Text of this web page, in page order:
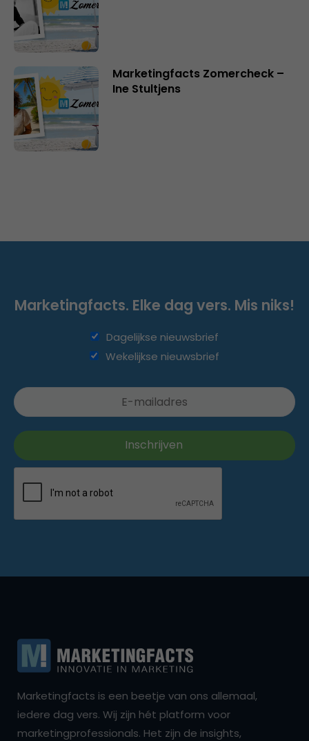
Marketingfacts Zomercheck –
Ine Stultjens
Marketingfacts. Elke dag vers. Mis niks!
Dagelijkse nieuwsbrief
Wekelijkse nieuwsbrief
Marketingfacts is een beetje van ons allemaal,
iedere dag vers. Wij zijn hét platform voor
marketingprofessionals. Het zijn de insights,